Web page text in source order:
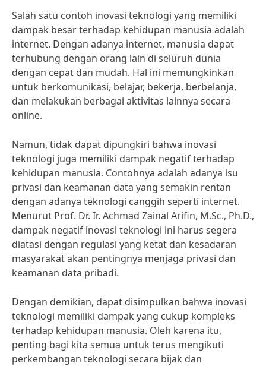
Salah satu contoh inovasi teknologi yang memiliki
dampak besar terhadap kehidupan manusia adalah
internet. Dengan adanya internet, manusia dapat
terhubung dengan orang lain di seluruh dunia
dengan cepat dan mudah. Hal ini memungkinkan
untuk berkomunikasi, belajar, bekerja, berbelanja,
dan melakukan berbagai aktivitas lainnya secara
online.
Namun, tidak dapat dipungkiri bahwa inovasi
teknologi juga memiliki dampak negatif terhadap
kehidupan manusia. Contohnya adalah adanya isu
privasi dan keamanan data yang semakin rentan
dengan adanya teknologi canggih seperti internet.
Menurut Prof. Dr. Ir. Achmad Zainal Arifin, M.Sc., Ph.D.,
dampak negatif inovasi teknologi ini harus segera
diatasi dengan regulasi yang ketat dan kesadaran
masyarakat akan pentingnya menjaga privasi dan
keamanan data pribadi.
Dengan demikian, dapat disimpulkan bahwa inovasi
teknologi memiliki dampak yang cukup kompleks
terhadap kehidupan manusia. Oleh karena itu,
penting bagi kita semua untuk terus mengikuti
perkembangan teknologi secara bijak dan